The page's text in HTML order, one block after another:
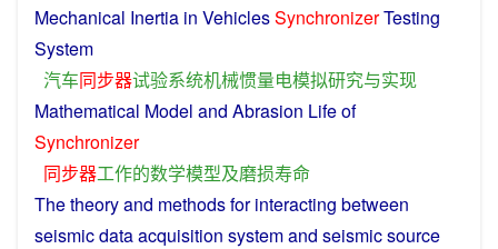
Mechanical Inertia in VehiclesSynchronizerTesting
System
汽车同步器试验系统机械惯量电模拟研究与实现
Mathematical Model and Abrasion Lifeof
Synchronizer
同步器工作的数学模型及磨损寿命
Thetheoryand methodsfor interacting between
seismicdata acquisition systemand seismic source